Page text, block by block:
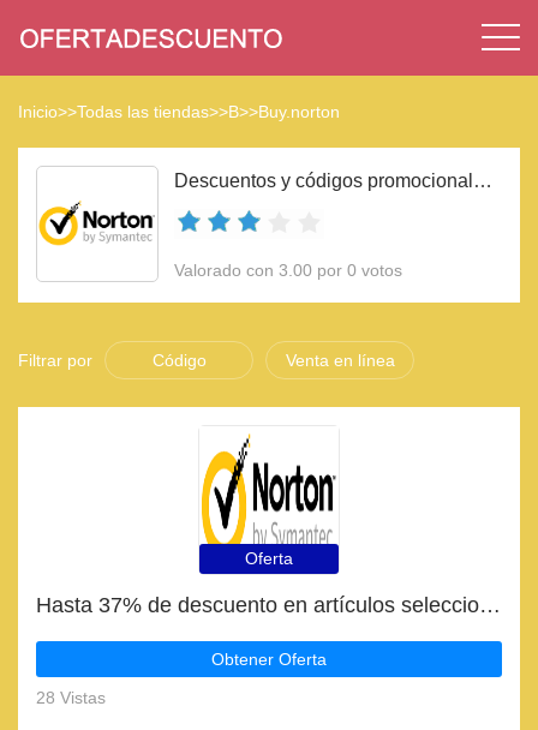
Inicio>>Todas las tiendas>>B>>Buy.norton
Descuentos y códigos promocionales Buy.norton 2023
Valorado con 3.00 por 0 votos
Filtrar por Código Venta en línea
Oferta
Hasta 37% de descuento en artículos seleccionados
Obtener Oferta
28 Vistas